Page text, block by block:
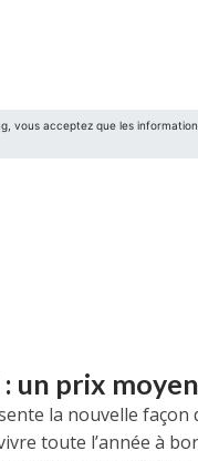
un prix
la nouvelle façon
toute l’année à